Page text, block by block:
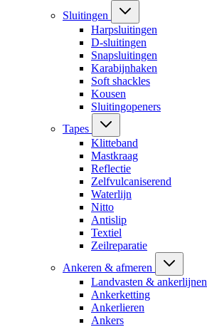
Sluitingen
Harpsluitingen
D-sluitingen
Snapsluitingen
Karabijnhaken
Soft shackles
Kousen
Sluitingopeners
Tapes
Klitteband
Mastkraag
Reflectie
Zelfvulcaniserend
Waterlijn
Nitto
Antislip
Textiel
Zeilreparatie
Ankeren & afmeren
Landvasten & ankerlijnen
Ankerketting
Ankerlieren
Ankers